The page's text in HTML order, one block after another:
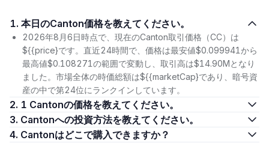
1. 本日のCanton価格を教えてください。
2026年8月6日時点で、現在のCanton取引価格（CC）は
${{price}です。直近24時間で、価格は最安値$0.099941から
最高値$0.108271の範囲で変動し、取引高は$14.90Mとなり
ました。市場全体の時価総額は${{marketCap}であり、暗号資
産の中で第24位にランクインしています。
2. 1 Cantonの価格を教えてください。
3. Cantonへの投資方法を教えてください。
4. Cantonはどこで購入できますか？